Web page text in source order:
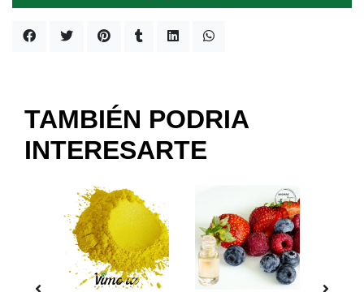
TAMBIÉN PODRIA
INTERESARTE